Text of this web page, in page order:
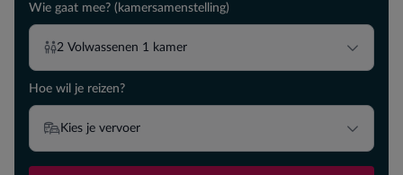
Wie gaat mee? (kamersamenstelling)
2 Volwassenen 1 kamer
Hoe wil je reizen?
Kies je vervoer